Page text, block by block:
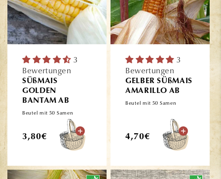
3
Bewertungen
SÜßMAIS
GOLDEN
BANTAM AB
Beutel mit 50 Samen
Normaler
3,80€
3
Bewertungen
GELBER SÜßMAIS
AMARILLO AB
Beutel mit 50 Samen
Normaler
4,70€